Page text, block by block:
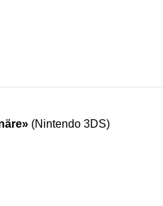
(Nintendo 3DS)